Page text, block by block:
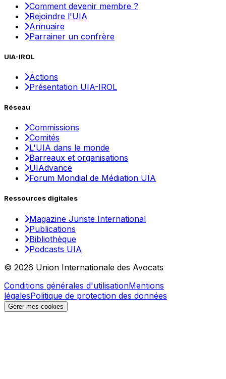
Comment devenir membre ?
Rejoindre l'UIA
Annuaire
Parrainer un confrère
UIA-IROL
Actions
Présentation UIA-IROL
Réseau
Commissions
Comités
L'UIA dans le monde
Barreaux et organisations
UIAdvance
Forum Mondial de Médiation UIA
Ressources digitales
Magazine Juriste International
Publications
Bibliothèque
Podcasts UIA
© 2026 Union Internationale des Avocats
Conditions générales d'utilisationMentions
légalesPolitique de protection des données
Gérer mes cookies